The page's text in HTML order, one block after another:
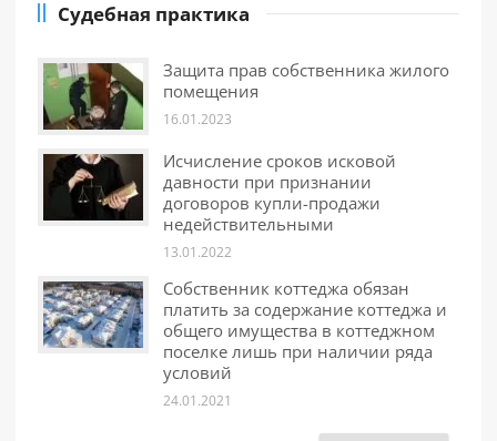
Судебная практика
Защита прав собственника жилого
помещения
16.01.2023
Исчисление сроков исковой
давности при признании
договоров купли-продажи
недействительными
13.01.2022
Собственник коттеджа обязан
платить за содержание коттеджа и
общего имущества в коттеджном
поселке лишь при наличии ряда
условий
24.01.2021